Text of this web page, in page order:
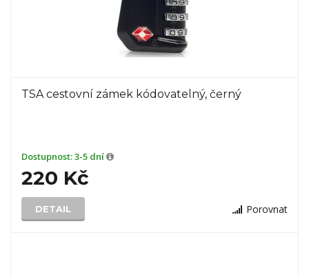
TSA cestovní zámek kódovatelný, černý
Dostupnost:3-5 dní
220 Kč
DETAIL Porovnat